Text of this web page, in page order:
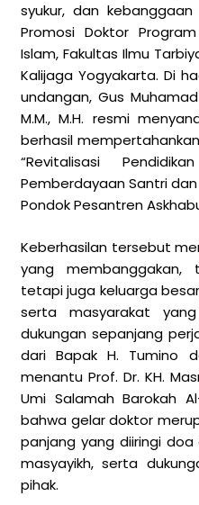
syukur, dan
Promosi Doktor
Islam, Fakultas Ilmu
Kalijaga Yogyakarta. Di
undangan, Gus Muhamad
M.M., M.H. resmi
berhasil
“Revitalisasi
Pemberdayaan Santri
Pondok Pesantren
Keberhasilan tersebut
yang membanggakan,
tetapi juga keluarga
serta masyarakat
dukungan sepanjang
dari Bapak H. Tumino
menantu Prof. Dr. KH.
Umi Salamah Barokah
bahwa gelar doktor
panjang yang diiringi
masyayikh, serta
pihak.